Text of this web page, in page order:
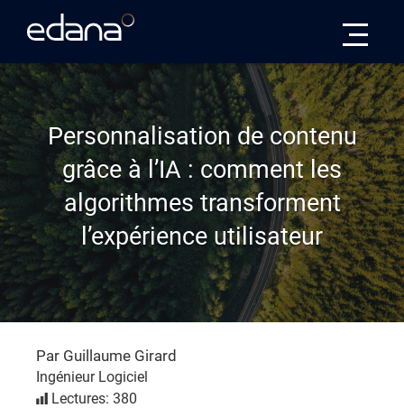
Personnalisation de contenu
grâce à l’IA : comment les
algorithmes transforment
l’expérience utilisateur
Par Guillaume Girard
Ingénieur Logiciel
Lectures: 380